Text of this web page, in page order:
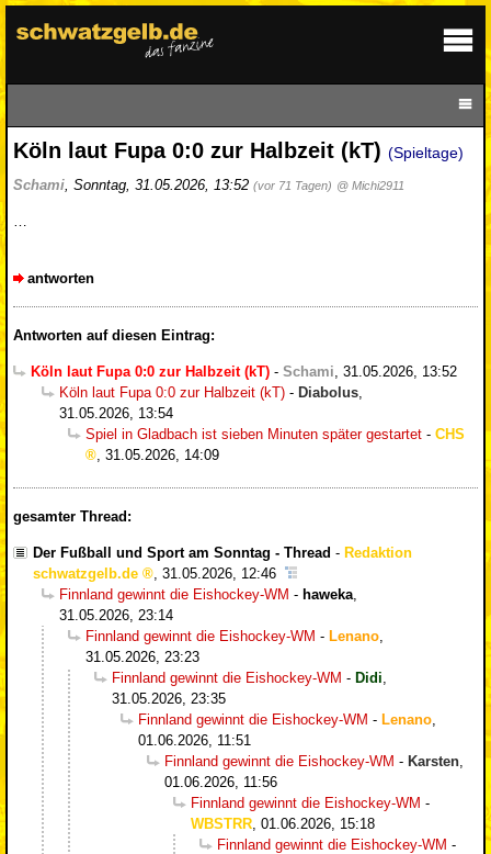
Köln laut Fupa 0:0 zur Halbzeit (kT) (Spieltage)
Schami, Sonntag, 31.05.2026, 13:52 (vor 71 Tagen) @ Michi2911
…
antworten
Antworten auf diesen Eintrag:
Köln laut Fupa 0:0 zur Halbzeit (kT) - Schami, 31.05.2026, 13:52
Köln laut Fupa 0:0 zur Halbzeit (kT) - Diabolus,
31.05.2026, 13:54
Spiel in Gladbach ist sieben Minuten später gestartet - CHS
, 31.05.2026, 14:09
gesamter Thread:
Der Fußball und Sport am Sonntag - Thread - Redaktion
schwatzgelb.de
31.05.2026, 12:46
Finnland gewinnt die Eishockey-WM - haweka
31.05.2026, 23:14
Finnland gewinnt die Eishockey-WM - Lenano
31.05.2026, 23:23
Finnland gewinnt die Eishockey-WM - Didi
31.05.2026, 23:35
Finnland gewinnt die Eishockey-WM - Lenano
01.06.2026, 11:51
Finnland gewinnt die Eishockey-WM - Karsten
01.06.2026, 11:56
Finnland gewinnt die Eishockey-WM -
WBSTRR 01.06.2026, 15:18
Finnland gewinnt die Eishockey-WM -